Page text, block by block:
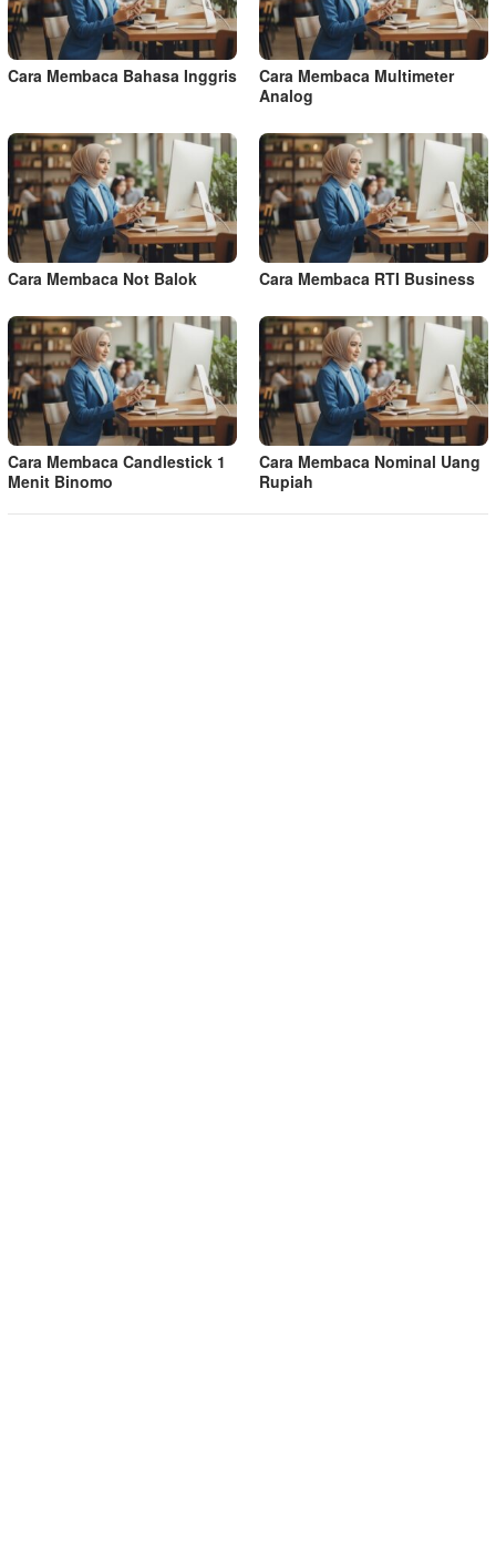
Cara Membaca Bahasa Inggris
Cara Membaca Multimeter
Analog
Cara Membaca Not Balok Cara Membaca RTI Business
Cara Membaca Candlestick 1
Menit Binomo
Cara Membaca Nominal Uang
Rupiah